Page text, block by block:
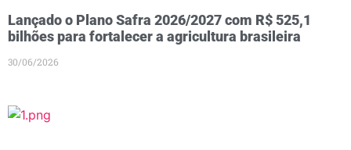
Lançado o Plano Safra 2026/2027 com R$ 525,1
bilhões para fortalecer a agricultura brasileira
30/06/2026